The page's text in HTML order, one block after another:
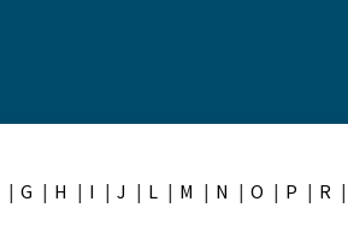
G H I J L M N O P R